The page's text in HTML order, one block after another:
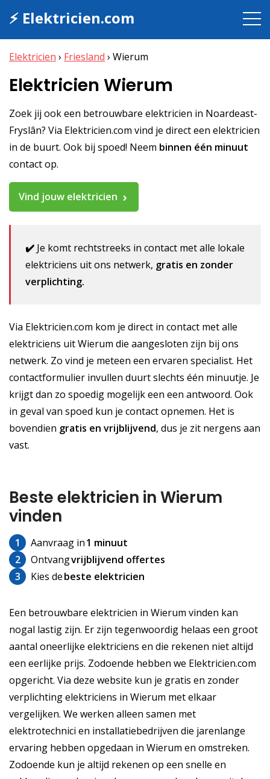
⚡ Elektricien.com
Elektricien › Friesland › Wierum
Elektricien Wierum
Zoek jij ook een betrouwbare elektricien in Noardeast-
Fryslân? Via Elektricien.com vind je direct een elektricien
in de buurt. Ook bij spoed! Neem binnen één minuut
contact op.
Vind jouw elektricien
✔️ Je komt rechtstreeks in contact met alle lokale
elektriciens uit ons netwerk, gratis en zonder
verplichting.
Via Elektricien.com kom je direct in contact met alle
elektriciens uit Wierum die aangesloten zijn bij ons
netwerk. Zo vind je meteen een ervaren specialist. Het
contactformulier invullen duurt slechts één minuutje. Je
krijgt dan zo spoedig mogelijk een een antwoord. Ook
in geval van spoed kun je contact opnemen. Het is
bovendien gratis en vrijblijvend, dus je zit nergens aan
vast.
Beste elektricien in Wierum
vinden
1 Aanvraag in1 minuut
2
Ontvangvrijblijvend offertes
3
Kies debeste elektricien
Een betrouwbare elektricien in Wierum vinden kan
nogal lastig zijn. Er zijn tegenwoordig helaas een groot
aantal oneerlijke elektriciens en die rekenen niet altijd
een eerlijke prijs. Zodoende hebben we Elektricien.com
opgericht. Via deze website kun je gratis en zonder
verplichting elektriciens in Wierum met elkaar
vergelijken. We werken alleen samen met
elektrotechnici en installatiebedrijven die jarenlange
ervaring hebben opgedaan in Wierum en omstreken.
Zodoende kun je altijd rekenen op een snelle en